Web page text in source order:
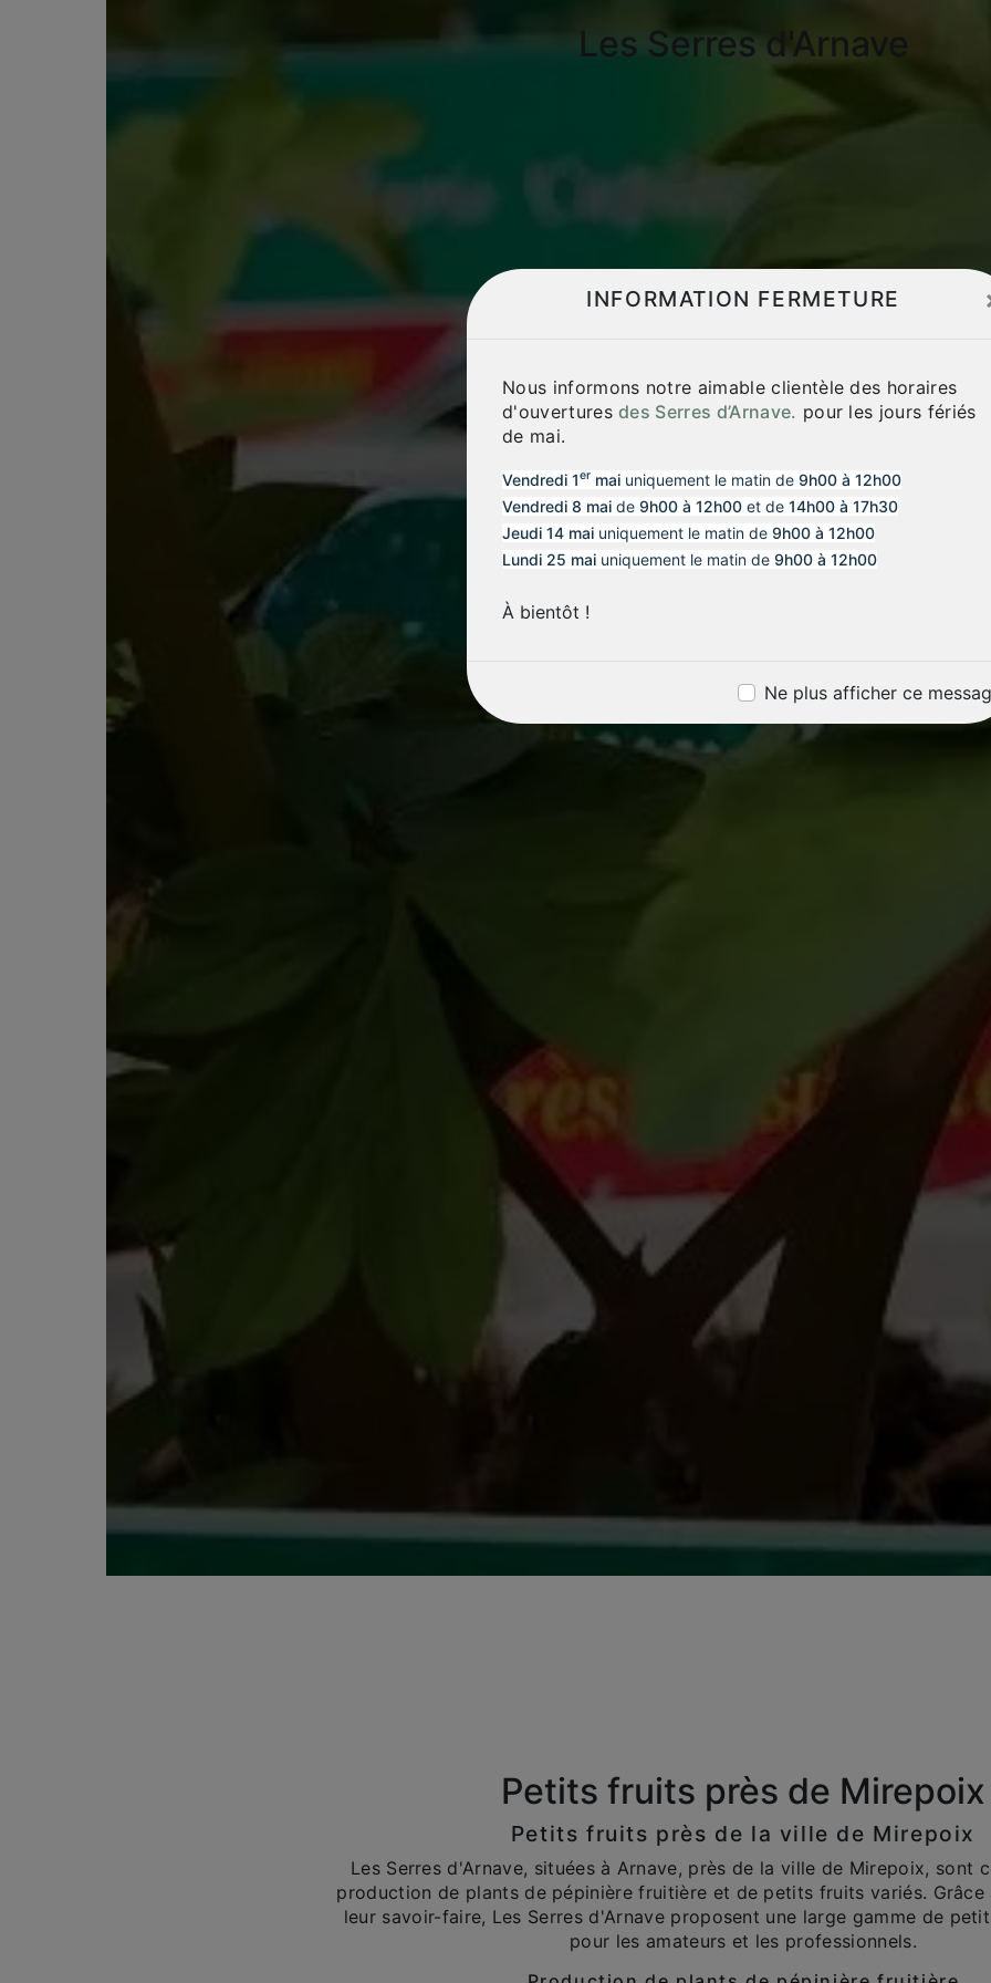
INFORMATION FERMETURE
Nous informons notre aimable clientèle des horaires
d'ouverturesdes Serres d’Arnave. pour les jours fériés
de mai.
Vendredi 1er mai uniquement le matin de 9h00 à 12h00
Vendredi 8 mai de 9h00 à 12h00 et de 14h00 à 17h30
Jeudi 14 mai uniquement le matin de 9h00 à 12h00
Lundi 25 mai uniquement le matin de 9h00 à 12h00
À bientôt !
Ne plus afficher ce
Les Serres d'Arnave
Petits fruits près de Mirepoix
Petits fruits près de la ville de Mirepoix
Les Serres d'Arnave, situées à Arnave, près de la ville de Mirepoix, sont
production de plants de pépinière fruitière et de petits fruits variés.
leur savoir-faire, Les Serres d'Arnave proposent une large gamme de
pour les amateurs et les professionnels.